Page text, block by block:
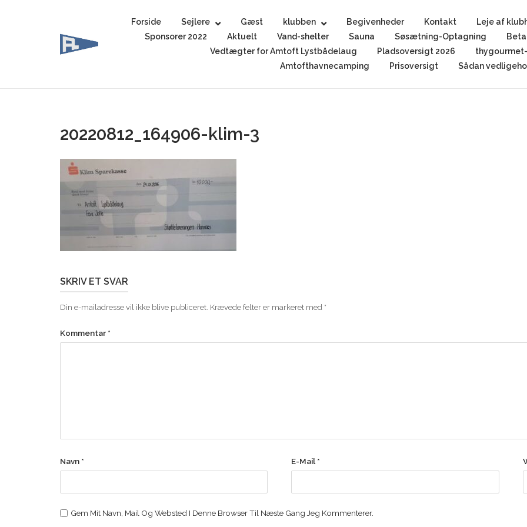
Forside Sejlere Gæst klubben Begivenheder Kontakt Leje af
Sponsorer 2022
Aktuelt Vand-shelter Sauna Søsætning-Optagning
Vedtægter for Amtoft Lystbådelaug
Pladsoversigt 2026
Amtofthavnecamping
Prisoversigt Sådan
20220812_164906-klim-3
SKRIV ET SVAR
Din e-mailadresse vil ikke blive publiceret. Krævede felter er markeret med *
Kommentar *
Navn * E-Mail *
Gem Mit Navn, Mail Og Websted I Denne Browser Til Næste Gang Jeg Kommenterer.